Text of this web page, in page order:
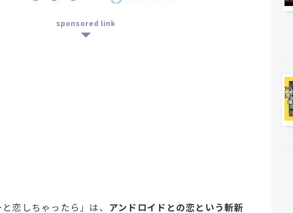
sponsored link
恋しちゃったら」は、 アンドロイドとの恋という斬新